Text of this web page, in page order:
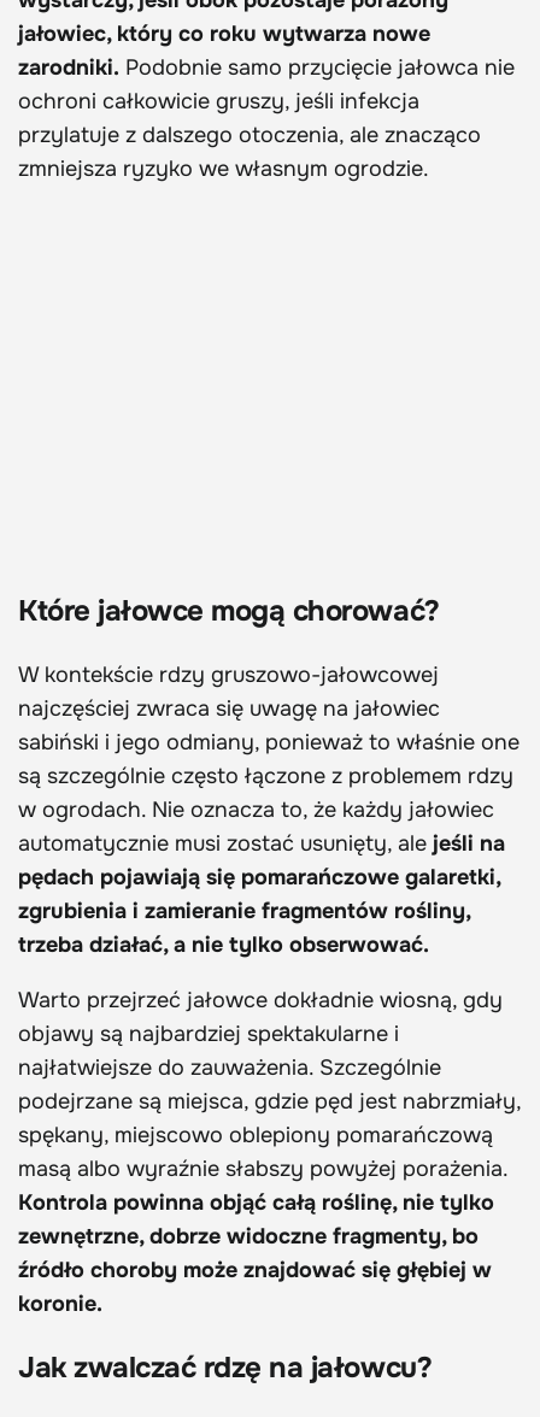
jałowiec, który co roku wytwarza nowe
zarodniki. Podobnie samo przycięcie jałowca nie
ochroni całkowicie gruszy, jeśli infekcja
przylatuje z dalszego otoczenia, ale znacząco
zmniejsza ryzyko we własnym ogrodzie.
Które jałowce mogą chorować?
W kontekście rdzy gruszowo-jałowcowej
najczęściej zwraca się uwagę na jałowiec
sabiński i jego odmiany, ponieważ to właśnie one
są szczególnie często łączone z problemem rdzy
w ogrodach. Nie oznacza to, że każdy jałowiec
automatycznie musi zostać usunięty, ale jeśli na
pędach pojawiają się pomarańczowe galaretki,
zgrubienia i zamieranie fragmentów rośliny,
trzeba działać, a nie tylko obserwować.
Warto przejrzeć jałowce dokładnie wiosną, gdy
objawy są najbardziej spektakularne i
najłatwiejsze do zauważenia. Szczególnie
podejrzane są miejsca, gdzie pęd jest nabrzmiały,
spękany, miejscowo oblepiony pomarańczową
masą albo wyraźnie słabszy powyżej porażenia.
Kontrola powinna objąć całą roślinę, nie tylko
zewnętrzne, dobrze widoczne fragmenty, bo
źródło choroby może znajdować się głębiej w
koronie.
Jak zwalczać rdzę na jałowcu?